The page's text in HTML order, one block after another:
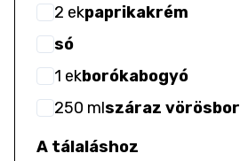
2 ekpaprikakrém
só
1 ekborókabogyó
250 mlszáraz vörösbor
A tálaláshoz